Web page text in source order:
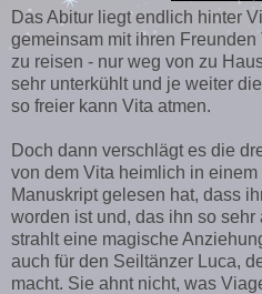
Das Abitur liegt endlich hinter
gemeinsam mit ihren
zu reisen - nur weg von zu
sehr unterkühlt und je weiter
so freier kann Vita atmen.
Doch dann verschlägt es die
von dem Vita heimlich in
Manuskript gelesen hat, dass
worden ist und, das ihn so
strahlt eine magische
auch für den Seiltänzer Luca,
macht. Sie ahnt nicht, was